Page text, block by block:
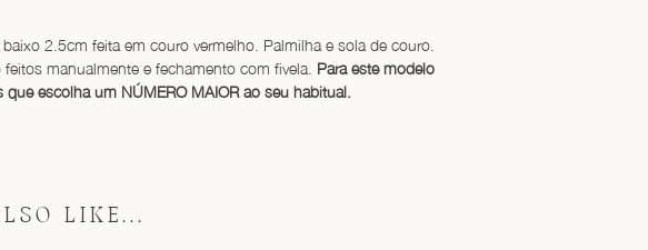
2.5cm feita em couro vermelho. Palmilha e sola de couro.
manualmente e fechamento com fivela. Para este modelo
escolha um NÚMERO MAIOR ao seu habitual.
LIKE...